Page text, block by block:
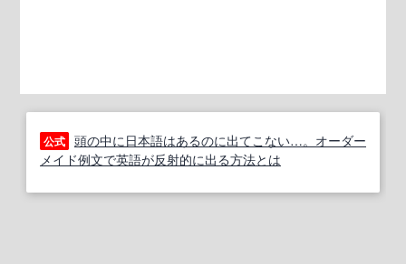
公式 頭の中に日本語はあるのに出てこない…。オーダー
メイド例文で英語が反射的に出る方法とは